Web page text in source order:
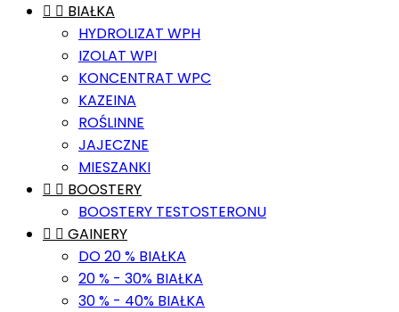
  BIAŁKA
HYDROLIZAT WPH
IZOLAT WPI
KONCENTRAT WPC
KAZEINA
ROŚLINNE
JAJECZNE
MIESZANKI
  BOOSTERY
BOOSTERY TESTOSTERONU
  GAINERY
DO 20 % BIAŁKA
20 % - 30% BIAŁKA
30 % - 40% BIAŁKA